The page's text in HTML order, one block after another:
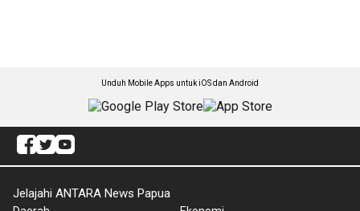
Unduh Mobile Apps untuk iOS dan Android
Jelajahi ANTARA News Papua